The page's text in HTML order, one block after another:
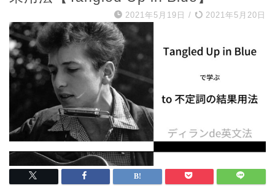
2021年5月19日 / 2021年5月20日